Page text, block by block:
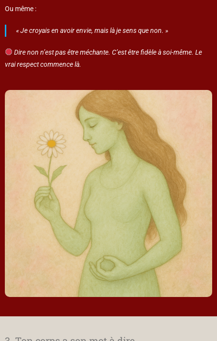
Ou même :
« Je croyais en avoir envie, mais là je sens que non. »
Dire non n’est pas être méchante. C’est être fidèle à soi-même. Le
vrai respect commence là.